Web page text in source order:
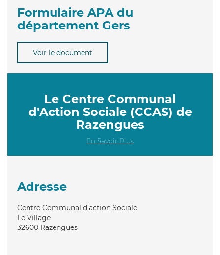
Formulaire APA du
département Gers
Voir le document
Le Centre Communal
d'Action Sociale (CCAS) de
Razengues
En Savoir Plus
Adresse
Centre Communal d'action Sociale
Le Village
32600 Razengues